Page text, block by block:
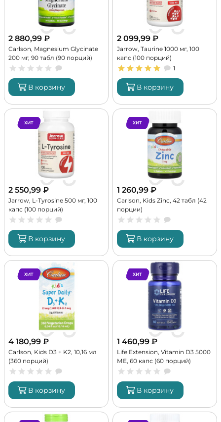
2 880,99 ₽
Carlson, Magnesium Glycinate
200 мг, 90 табл (90 порций)
В корзину
2 099,99 ₽
Jarrow, Taurine 1000 мг, 100
капс (100 порций)
1
В корзину
ХИТ
2 550,99 ₽
Jarrow, L-Tyrosine 500 мг, 100
капс (100 порций)
В корзину
ХИТ
1 260,99 ₽
Carlson, Kids Zinc, 42 табл (42
порции)
В корзину
ХИТ
4 180,99 ₽
Carlson, Kids D3 + K2, 10,16 мл
(360 порций)
В корзину
ХИТ
1 460,99 ₽
Life Extension, Vitamin D3 5000
МЕ, 60 капс (60 порций)
В корзину